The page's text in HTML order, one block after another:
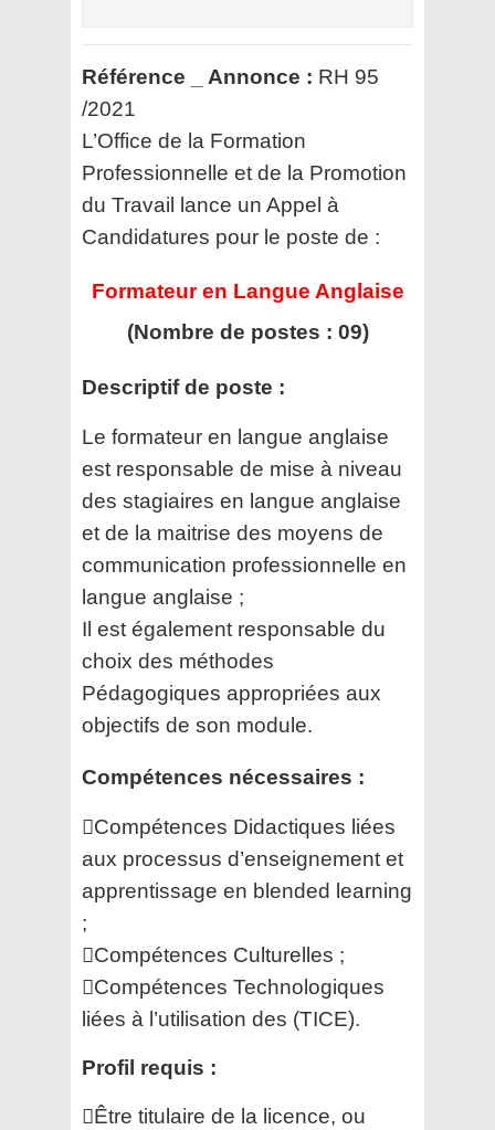
Référence _ Annonce : RH 95
/2021
L’Office de la Formation
Professionnelle et de la Promotion
du Travail
lance un Appel à
Candidatures pour le poste de :
Formateur en Langue Anglaise
(Nombre de postes : 09)
Descriptif de poste :
Le formateur en langue anglaise
est responsable de mise à niveau
des stagiaires en langue anglaise
et de la maitrise des moyens de
communication professionnelle en
langue anglaise ;
Il est également responsable du
choix des méthodes
Pédagogiques appropriées aux
objectifs de son module.
Compétences nécessaires :
Compétences Didactiques liées
aux processus d’enseignement et
apprentissage en blended learning
;
Compétences Culturelles ;
Compétences Technologiques
liées à l’utilisation des (TICE).
Profil requis :
Être titulaire de la licence, ou